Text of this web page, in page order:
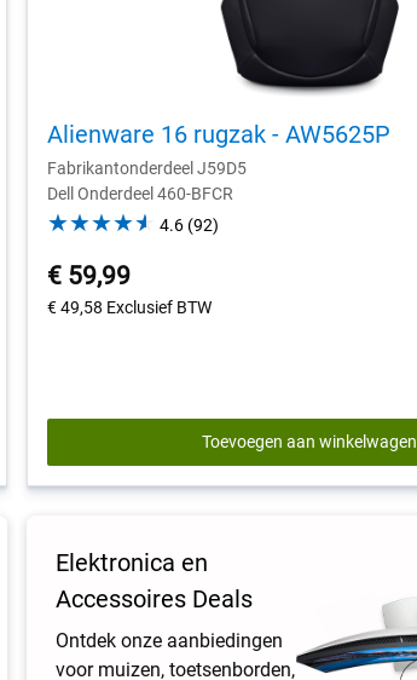
Alienware 16 rugzak - AW5625P
Fabrikantonderdeel J59D5
Dell Onderdeel 460-BFCR
4.6 (92)
€ 59,99
€ 49,58 Exclusief BTW
Toevoegen aan winkelwagen
Elektronica en
Accessoires Deals
Ontdek onze aanbiedingen
voor muizen, toetsenborden,